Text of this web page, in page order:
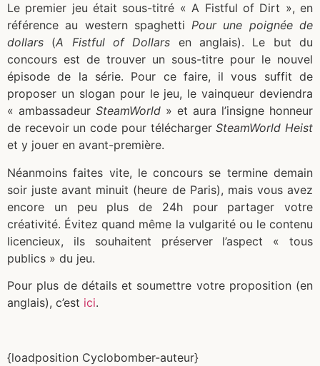
Le premier jeu était sous-titré « A Fistful of Dirt », en
référence au western spaghettiPour une poignée de
dollars (A Fistful of Dollars en anglais). Le but du
concours est de trouver un sous-titre pour le nouvel
épisode de la série. Pour ce faire, il vous suffit de
proposer un slogan pour le jeu, le vainqueur deviendra
« ambassadeur SteamWorld » et aura l’insigne honneur
de recevoir un code pour téléchargerSteamWorld Heist
et y jouer en avant-première.
Néanmoins faites vite, le concours se termine demain
soir juste avant minuit (heure de Paris), mais vous avez
encore un peu plus de 24h pour partager votre
créativité. Évitez quand même la vulgarité ou le contenu
licencieux, ils souhaitent préserver l’aspect « tous
publics » du jeu.
Pour plus de détails et soumettre votre proposition (en
anglais), c’est ici.
{loadposition Cyclobomber-auteur}